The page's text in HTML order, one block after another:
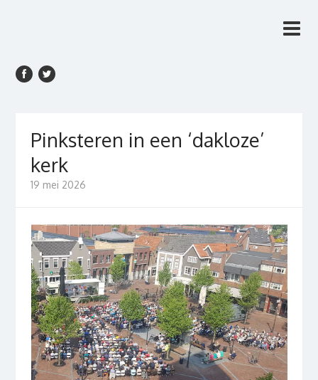
Pinksteren in een ‘dakloze’
kerk
19 mei 2026